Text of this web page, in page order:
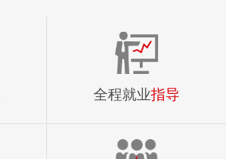
全程就业指导